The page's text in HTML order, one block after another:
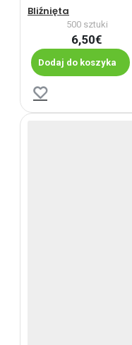
Bliźnięta
500 sztuki
6,50€
Dodaj do koszyka